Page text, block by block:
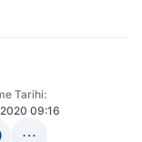
Tarihi:
09:16